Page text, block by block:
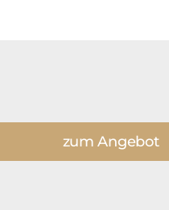
zum Angebot